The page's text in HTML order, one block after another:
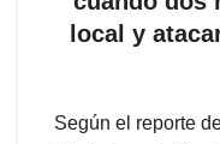
local y
Según el reporte